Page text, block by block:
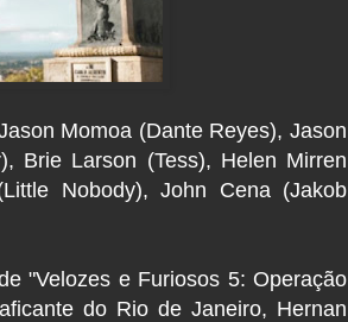
Momoa (Dante Reyes), Jason
Brie Larson (Tess), Helen Mirren
Nobody), John Cena (Jakob
"Velozes e Furiosos 5: Operação
do Rio de Janeiro, Hernan